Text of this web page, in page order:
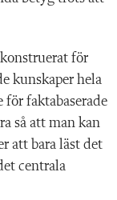
för
kunskaper hela
för faktabaserade
så att man kan
att bara läst det
centrala